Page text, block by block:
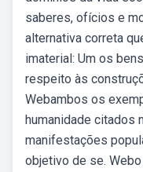
saberes, ofícios e
alternativa correta
imaterial: Um os
respeito às
Webambos os
humanidade citados
manifestações
objetivo de se.